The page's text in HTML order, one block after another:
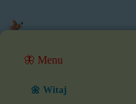
🦋 Menu
🌼 Witaj